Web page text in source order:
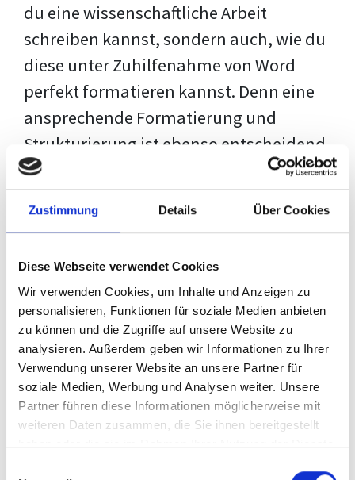
Zustimmung Details Über Cookies
Diese Webseite verwendet Cookies
Wir verwenden Cookies, um Inhalte und Anzeigen zu
personalisieren, Funktionen für soziale Medien anbieten
zu können und die Zugriffe auf unsere Website zu
analysieren. Außerdem geben wir Informationen zu Ihrer
Verwendung unserer Website an unsere Partner für
soziale Medien, Werbung und Analysen weiter. Unsere
Partner führen diese Informationen möglicherweise mit
weiteren Daten zusammen, die Sie ihnen bereitgestellt
haben oder die sie im Rahmen Ihrer Nutzung der Dienste
du eine wissenschaftliche Arbeit
schreiben kannst, sondern auch, wie du
diese unter Zuhilfenahme von Word
perfekt formatieren kannst. Denn eine
ansprechende Formatierung und
Strukturierung ist ebenso entscheidend
wie der Inhalt selbst. Jeder Prüfer hat
eigene Erwartungen, und unsere
Schulung ist so konzipiert, dass sie dir
deiner individuellen Vorlage zeigt,
anstatt eine Einheitslösung zu bieten.
Der Prozess des wissenschaftlichen
Schreibens kann ohne das richtige
Wissen eine große Herausforderung
darstellen. Jedoch, ausgestattet mit
denTechniken und Strategiendieses
Kurses, wird die Formatierung deiner